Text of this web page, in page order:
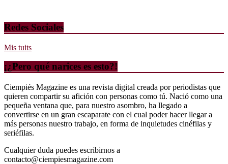
Redes Sociales
Mis tuits
¡¿Pero qué narices es esto?!
Ciempiés Magazine es una revista digital creada por periodistas que
quieren compartir su afición con personas como tú. Nació como una
pequeña ventana que, para nuestro asombro, ha llegado a
convertirse en un gran escaparate con el cual poder hacer llegar a
más personas nuestro trabajo, en forma de inquietudes cinéfilas y
seriéfilas.
Cualquier duda puedes escribirnos a
contacto@ciempiesmagazine.com